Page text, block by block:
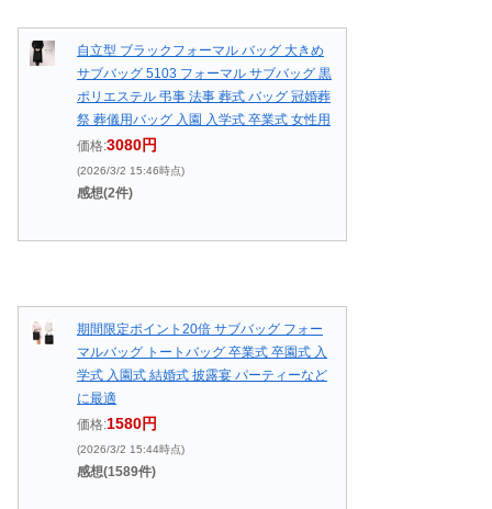
自立型 ブラックフォーマル バッグ 大きめ
サブバッグ 5103 フォーマル サブバッグ 黒
ポリエステル 弔事 法事 葬式 バッグ 冠婚葬
祭 葬儀用バッグ 入園 入学式 卒業式 女性用
価格:3080円
(2026/3/2 15:46時点)
感想(2件)
期間限定ポイント20倍 サブバッグ フォー
マルバッグ トートバッグ 卒業式 卒園式 入
学式 入園式 結婚式 披露宴 パーティーなど
に最適
価格:1580円
(2026/3/2 15:44時点)
感想(1589件)